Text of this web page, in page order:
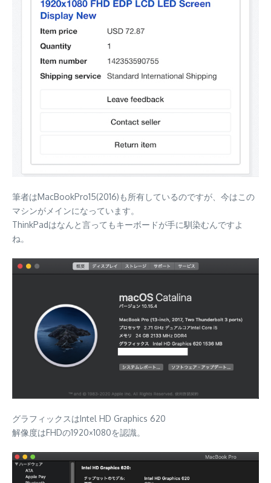
筆者はMacBookPro15(2016)も所有しているのですが、今はこの
マシンがメインになっています。
ThinkPadはなんと言ってもキーボードが手に馴染むんですよ
ね。
グラフィックスはIntel HD Graphics 620
解像度はFHDの1920×1080を認識。